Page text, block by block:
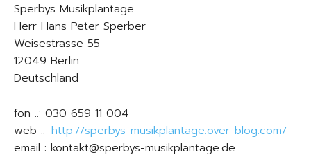
Sperbys Musikplantage
Herr Hans Peter Sperber
Weisestrasse 55
12049 Berlin
Deutschland
fon ..: 030 659 11 004
web ..: http://sperbys-musikplantage.over-blog.com/
email : kontakt@sperbys-musikplantage.de